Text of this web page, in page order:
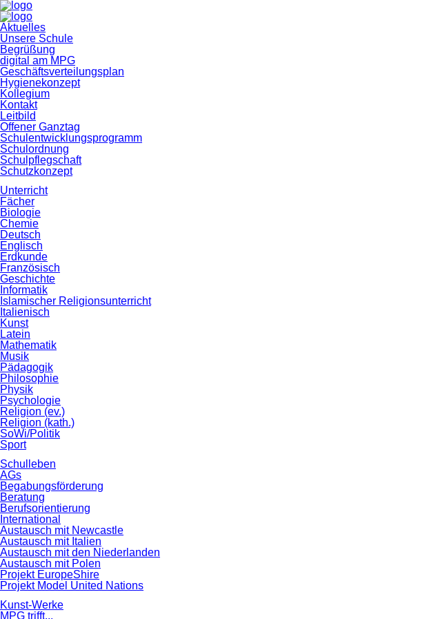
Navigation
überspringen
Aktuelles
Unsere Schule
Begrüßung
digital am MPG
Geschäftsverteilungsplan
Hygienekonzept
Kollegium
Kontakt
Leitbild
Offener Ganztag
Schulentwicklungsprogramm
Schulordnung
Schulpflegschaft
Schutzkonzept
Unterricht
Fächer
Biologie
Chemie
Deutsch
Englisch
Erdkunde
Französisch
Geschichte
Informatik
Islamischer Religionsunterricht
Italienisch
Kunst
Latein
Mathematik
Musik
Pädagogik
Philosophie
Physik
Psychologie
Religion (ev.)
Religion (kath.)
SoWi/Politik
Sport
Schulleben
AGs
Begabungsförderung
Beratung
Berufsorientierung
International
Austausch mit Newcastle
Austausch mit Italien
Austausch mit den Niederlanden
Austausch mit Polen
Projekt EuropeShire
Projekt Model United Nations
Kunst-Werke
MPG trifft...